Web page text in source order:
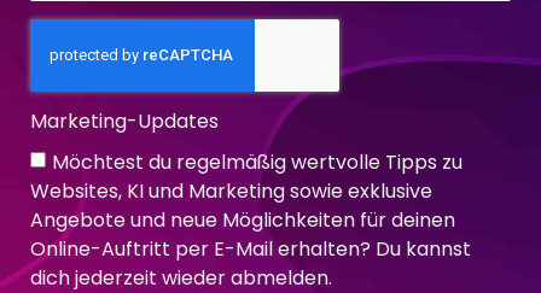
Marketing-Updates
Möchtest du regelmäßig wertvolle Tipps zu
Websites, KI und Marketing sowie exklusive
Angebote und neue Möglichkeiten für deinen
Online-Auftritt per E-Mail erhalten? Du kannst
dich jederzeit wieder abmelden.